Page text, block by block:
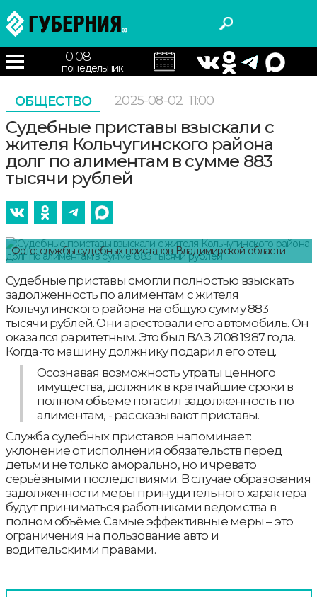
10.08
понедельник
ОБЩЕСТВО 2025-08-02 11:00
Судебные приставы взыскали с
жителя Кольчугинского района
долг по алиментам в сумме 883
тысячи рублей
Фото: службы судебных приставов Владимирской области
Судебные приставы смогли полностью взыскать
задолженность по алиментам с жителя
Кольчугинского района на общую сумму 883
тысячи рублей. Они арестовали его автомобиль. Он
оказался раритетным. Это был ВАЗ 2108 1987 года.
Когда-то машину должнику подарил его отец.
Осознавая возможность утраты ценного
имущества, должник в кратчайшие сроки в
полном объёме погасил задолженность по
алиментам, - рассказывают приставы.
Служба судебных приставов напоминает:
уклонение от исполнения обязательств перед
детьми не только аморально, но и чревато
серьёзными последствиями. В случае образования
задолженности меры принудительного характера
будут приниматься работниками ведомства в
полном объёме. Самые эффективные меры – это
ограничения на пользование авто и
водительскими правами.